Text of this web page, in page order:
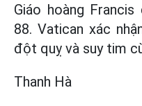
Giáo hoàng
88. Vatican xác
đột quỵ và suy tim
Thanh Hà